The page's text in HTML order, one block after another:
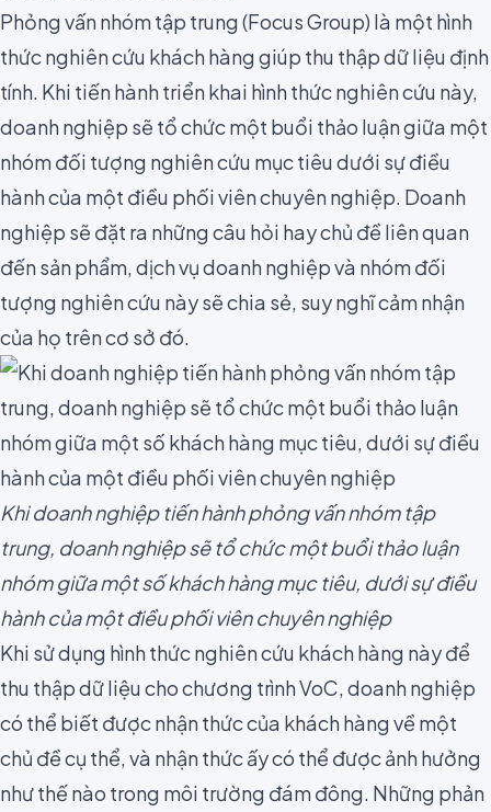
Phỏng vấn nhóm tập trung (Focus Group) là một hình
thức nghiên cứu khách hàng giúp thu thậpdữ liệu định
tính. Khi tiến hành triển khai hình thức nghiên cứu này,
doanh nghiệp sẽ tổ chức một buổi thảo luận giữa một
nhóm đối tượng nghiên cứu mục tiêu dưới sự điều
hành của một điều phối viên chuyên nghiệp. Doanh
nghiệp sẽ đặt ra những câu hỏi hay chủ đề liên quan
đến sản phẩm, dịch vụ doanh nghiệp và nhóm đối
tượng nghiên cứu này sẽ chia sẻ, suy nghĩ cảm nhận
của họ trên cơ sở đó.
Khi doanh nghiệp tiến hành phỏng vấn nhóm tập
trung, doanh nghiệp sẽ tổ chức một buổi thảo luận
nhóm giữa một số khách hàng mục tiêu, dưới sự điều
hành của một điều phối viên chuyên nghiệp
Khi sử dụng hình thức nghiên cứu khách hàng này để
thu thập dữ liệu cho chương trình VoC, doanh nghiệp
có thể biết được nhận thức của khách hàng về một
chủ đề cụ thể, và nhận thức ấy có thể được ảnh hưởng
như thế nào trong môi trường đám đông. Những phản